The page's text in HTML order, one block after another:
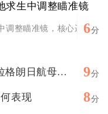
求生中调整瞄准镜
调整瞄准镜，核心逻辑是
6分
怎样才能提升获得无尽的拉格朗日航母的几率 9分
表现 8分